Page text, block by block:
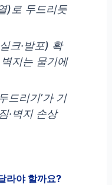
)로 두드리듯
크·발포) 확
지는 물기에
드리기’가 기
·벽지 손상
라야 할까요?